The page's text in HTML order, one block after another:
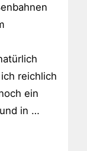
reichlich
ein
in …